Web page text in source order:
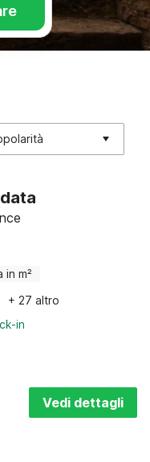
in m²
+ 27 altro
in
Vedi dettagli